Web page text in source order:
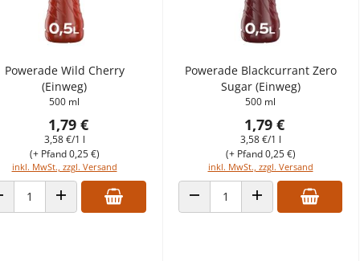
Powerade Wild Cherry
(Einweg)
500 ml
1,79 €
3,58 €/1 l
inkl. MwSt., zzgl. Versand
(+ Pfand 0,25 €)
VERRINGERN
ANZAHL ERHÖHEN
Powerade Blackcurrant Zero
Sugar (Einweg)
500 ml
1,79 €
3,58 €/1 l
inkl. MwSt., zzgl. Versand
(+ Pfand 0,25 €)
ANZAHL VERRINGERNANZAHL ERHÖHEN